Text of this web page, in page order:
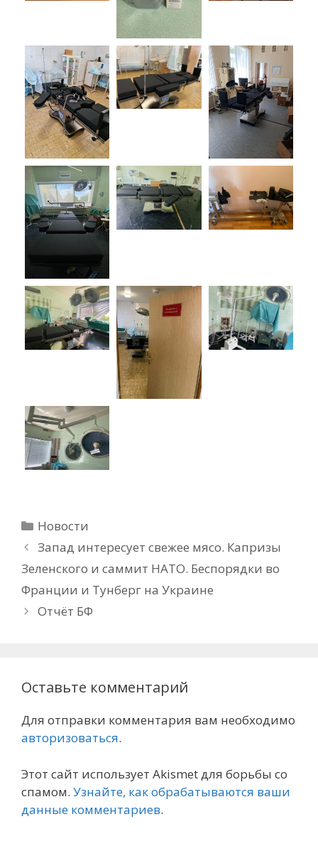
Рубрики
Новости
Запад интересует свежее мясо. Капризы
Зеленского и саммит НАТО. Беспорядки во
Франции и Тунберг на Украине
Отчёт БФ
Оставьте комментарий
Для отправки комментария вам необходимо
авторизоваться.
Этот сайт использует Akismet для борьбы со
спамом. Узнайте, как обрабатываются ваши
данные комментариев.